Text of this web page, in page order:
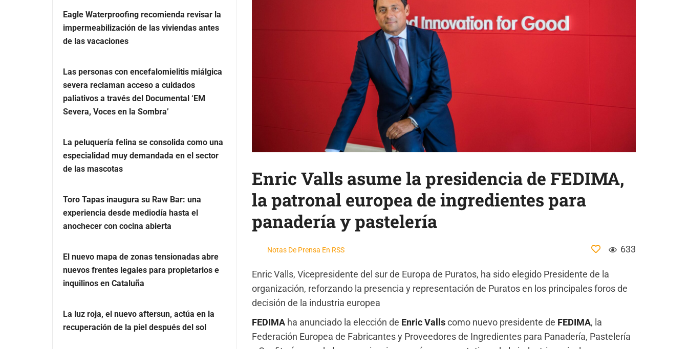
Enric Valls asume la presidencia de FEDIMA,
la patronal europea de ingredientes para
panadería y pastelería
Notas De Prensa En RSS 633
Enric Valls, Vicepresidente del sur de Europa de Puratos, ha sido elegido Presidente de la
organización, reforzando la presencia y representación de Puratos en los principales foros de
decisión de la industria europea
FEDIMA ha anunciado la elección de Enric Vallscomo nuevo presidente de FEDIMA, la
Federación Europea de Fabricantes y Proveedores de Ingredientes para Panadería, Pastelería
Eagle Waterproofing recomienda revisar la
impermeabilización de las viviendas antes
de las vacaciones
Las personas con encefalomielitis miálgica
severa reclaman acceso a cuidados
paliativos a través del Documental ‘EM
Severa, Voces en la Sombra’
La peluquería felina se consolida como una
especialidad muy demandada en el sector
de las mascotas
Toro Tapas inaugura su Raw Bar: una
experiencia desde mediodía hasta el
anochecer con cocina abierta
El nuevo mapa de zonas tensionadas abre
nuevos frentes legales para propietarios e
inquilinos en Cataluña
La luz roja, el nuevo aftersun, actúa en la
recuperación de la piel después del sol